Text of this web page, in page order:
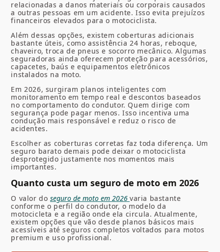
relacionadas a danos materiais ou corporais causados
a outras pessoas em um acidente. Isso evita prejuízos
financeiros elevados para o motociclista.
Além dessas opções, existem coberturas adicionais
bastante úteis, como assistência 24 horas, reboque,
chaveiro, troca de pneus e socorro mecânico. Algumas
seguradoras ainda oferecem proteção para acessórios,
capacetes, baús e equipamentos eletrônicos
instalados na moto.
Em 2026, surgiram planos inteligentes com
monitoramento em tempo real e descontos baseados
no comportamento do condutor. Quem dirige com
segurança pode pagar menos. Isso incentiva uma
condução mais responsável e reduz o risco de
acidentes.
Escolher as coberturas corretas faz toda diferença. Um
seguro barato demais pode deixar o motociclista
desprotegido justamente nos momentos mais
importantes.
Quanto custa um seguro de moto em 2026
O valor doseguro de moto em 2026varia bastante
conforme o perfil do condutor, o modelo da
motocicleta e a região onde ela circula. Atualmente,
existem opções que vão desde planos básicos mais
acessíveis até seguros completos voltados para motos
premium e uso profissional.